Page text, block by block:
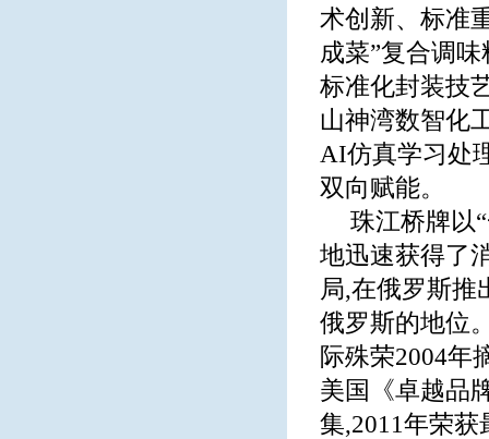
术创新、标准
成菜”复合调
标准化封装技
山神湾数智化
AI仿真学习处
双向赋能。
珠江桥牌以
地迅速获得了
局,在俄罗斯推
俄罗斯的地位
际殊荣2004年
美国《卓越品
集,2011年荣